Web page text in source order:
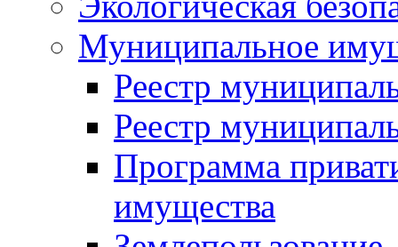
Муниципальное
Реестр
Реестр
Программа
имущества